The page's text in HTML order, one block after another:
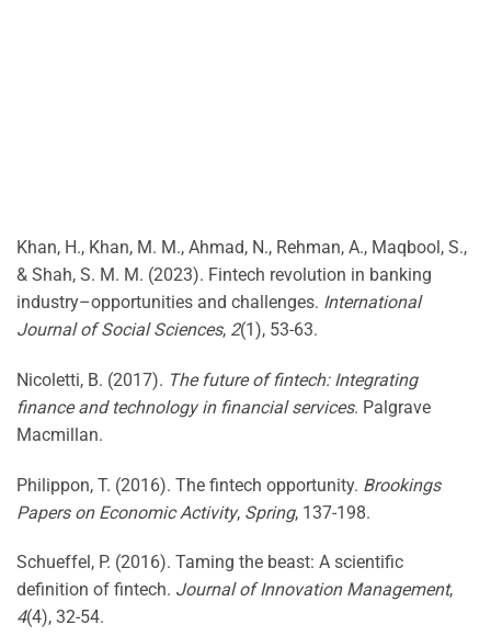
Khan, H., Khan, M. M., Ahmad, N., Rehman, A., Maqbool, S.,
& Shah, S. M. M. (2023). Fintech revolution in banking
industry–opportunities and challenges. International
Journal of Social Sciences, 2(1), 53-63.
Nicoletti, B. (2017). The future of fintech: Integrating
finance and technology in financial services. Palgrave
Macmillan.
Philippon, T. (2016). The fintech opportunity. Brookings
Papers on Economic Activity, Spring, 137-198.
Schueffel, P. (2016). Taming the beast: A scientific
definition of fintech. Journal of Innovation Management,
4(4), 32-54.